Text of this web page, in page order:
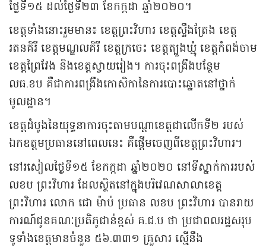
ថ្ងៃទី១៥ ដល់ថ្ងៃទី២៣ ខែកក្កដា ឆ្នាំ២០២០។
ខេត្តទាំងនោះរួមមាន៖ ខេត្តព្រះវិហារ ខេត្តស្ទឹងត្រែង ខេត្ត
រតនគិរី ខេត្តមណ្ឌលគិរី ខេត្តក្រចេះ ខេត្តត្បួងឃ្មុំ ខេត្តកំពង់ចាម
ខេត្តព្រៃវែង និងខេត្តស្វាយរៀង។ ការចុះពង្រឹងបន្ថែម
លធ.ខប គឺជាការពង្រឹងកោសិកានៃការបោះឆ្នោតនៅថ្នាក់
មូលដ្ឋាន។
ខេត្តដំបូងនៃយុទ្ធនាការចុះតាមបណ្តាខេត្តជាលើកទី២ របស់
ឯកឧត្តមប្រធាននៅពេលនេះ គឺផ្តើមចេញពីខេត្តព្រះវិហារ។
នៅរសៀលថ្ងៃទី១៥ ខែកក្កដា ឆ្នាំ២០២០ នៅទីស្នាក់ការរបស់
លខប ព្រះវិហារ ដែលស្ថិតនៅក្នុងបរិវេណសាលាខេត្ត
ព្រះវិហារ លោក ជោ ម៉ាប់ ប្រធាន លខប ព្រះវិហារ បានរាយ
ការណ៍ជូនគណៈប្រតិភូជាន់ខ្ពស់ គ.ជ.ប ថា ប្រជាពលរដ្ឋសរុប
ទូទាំងខេត្តមានចំនួន ៥៦.៣៣១ គ្រួសារ ស្មើនឹង